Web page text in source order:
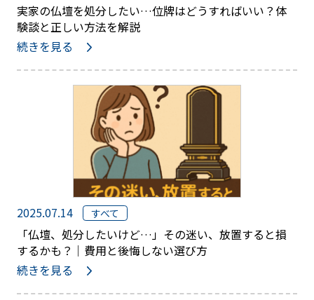
実家の仏壇を処分したい…位牌はどうすればいい？体
験談と正しい方法を解説
続きを見る
2025.07.14 すべて
「仏壇、処分したいけど…」その迷い、放置すると損
するかも？｜費用と後悔しない選び方
続きを見る